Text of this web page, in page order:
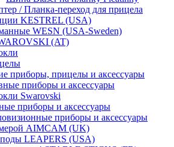
/ Планка-переход для прицела
KESTREL (USA)
WESN (USA-Sweden)
(AT)
приборы, прицелы и аксессуары
приборы и аксессуары
Swarovski
приборы и аксессуары
приборы и аксессуары
AIMCAM (UK)
LEAPERS (USA)